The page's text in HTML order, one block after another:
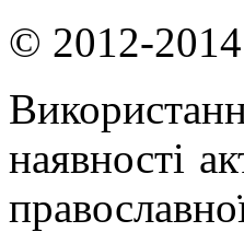
© 2012-2014
наявності